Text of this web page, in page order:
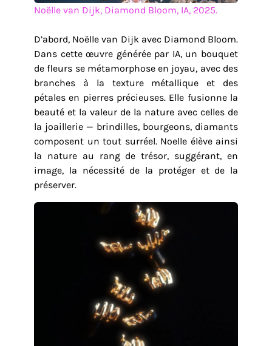
Noëlle van Dijk, Diamond Bloom, IA, 2025.
D’abord, Noëlle van Dijk avec Diamond Bloom.
Dans cette œuvre générée par IA, un bouquet
de fleurs se métamorphose en joyau, avec des
branches à la texture métallique et des
pétales en pierres précieuses. Elle fusionne la
beauté et la valeur de la nature avec celles de
la joaillerie — brindilles, bourgeons, diamants
composent un tout surréel. Noelle élève ainsi
la nature au rang de trésor, suggérant, en
image, la nécessité de la protéger et de la
préserver.